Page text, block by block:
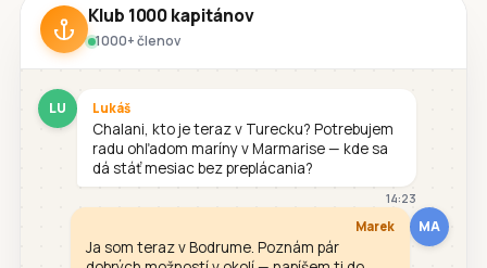
Klub 1000 kapitánov
1000+ členov
LU Lukáš
Chalani, kto je teraz v Turecku? Potrebujem
radu ohľadom maríny v Marmarise — kde sa
dá stáť mesiac bez preplácania?
14:23
MA
Marek
Ja som teraz v Bodrume. Poznám pár